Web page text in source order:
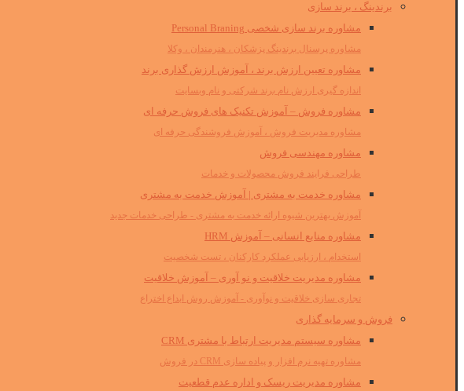
برندینگ ، برند سازی
مشاوره برند سازی شخصی Personal Braning
مشاوره پرسنال برندینگ پزشکان ، هنرمندان ، وکلا
مشاوره تعیین ارزش برند ، آموزش ارزش گذاری برند
اندازه گیری ارزش نام برند شرکتی و نام وبسایت
مشاوره فروش – آموزش تکنیک های فروش حرفه ای
مشاوره مدیریت فروش ، آموزش فروشندگی حرفه ای
مشاوره مهندسی فروش
طراحی فرایند فروش محصولات و خدمات
مشاوره خدمت به مشتری | آموزش خدمت به مشتری
آموزش بهترین شیوه ارائه خدمت به مشتری - طراحی خدمات جدید
مشاوره منابع انسانی – آموزش HRM
استخدام ، ارزیابی عملکرد کارکنان ، تست شخصیت
مشاوره مدیریت خلاقیت و نو آوری – آموزش خلاقیت
تجاری سازی خلاقیت و نوآوری - آموزش روش ابداع اختراع
فروش و سرمایه گذاری
مشاوره سیستم مدیریت ارتباط با مشتری CRM
مشاوره تهیه نرم افزار و پیاده سازی CRM در فروش
مشاوره مدیریت ریسک و اداره عدم قطعیت